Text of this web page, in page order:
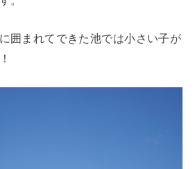
囲まれてできた池では小さい子が